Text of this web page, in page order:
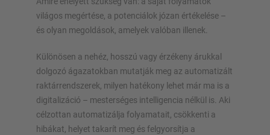
világos megértése, a potenciálok józan értékelése –
és olyan megoldások, amelyek valóban illenek.
Különösen a nehéz, hosszú vagy érzékeny árukkal
dolgozó ágazatokban mutatják meg az automatizált
raktárrendszerek, milyen hatékony lehet már ma is a
digitalizáció – mesterséges intelligencia nélkül is. Aki
célzottan automatizálja folyamatait, csökkenti a
hibákat, helyet takarít meg és felgyorsítja a